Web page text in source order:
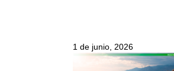
1 de junio, 2026